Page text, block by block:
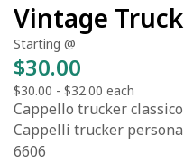
Vintage
Starting @
$30.00
$30.00 - $32.00 each
Cappello trucker classico
Cappelli trucker
6606